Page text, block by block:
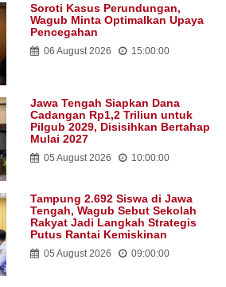
Soroti Kasus Perundungan,
Wagub Minta Optimalkan Upaya
Pencegahan
06 August 2026 15:00:00
Jawa Tengah Siapkan Dana
Cadangan Rp1,2 Triliun untuk
Pilgub 2029, Disisihkan Bertahap
Mulai 2027
05 August 2026 10:00:00
Tampung 2.692 Siswa di Jawa
Tengah, Wagub Sebut Sekolah
Rakyat Jadi Langkah Strategis
Putus Rantai Kemiskinan
05 August 2026 09:00:00